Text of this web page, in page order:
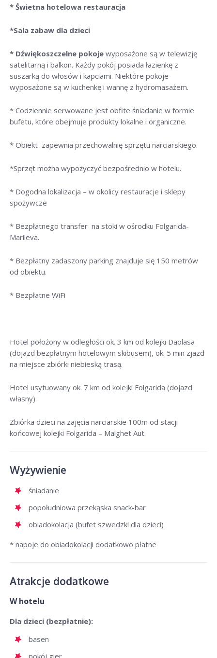
* Świetna hotelowa restauracja
*Sala zabaw dla dzieci
* Dźwiękoszczelne pokoje wyposażone są w telewizję
satelitarną i balkon. Każdy pokój posiada łazienkę z
suszarką do włosów i kapciami. Niektóre pokoje
wyposażone są w kuchenkę i wannę z hydromasażem.
* Codziennie serwowane jest obfite śniadanie w formie
bufetu, które obejmuje produkty lokalne i organiczne.
* Obiekt zapewnia przechowalnię sprzętu narciarskiego.
*Sprzęt można wypożyczyć bezpośrednio w hotelu.
* Dogodna lokalizacja – w okolicy restauracje i sklepy
spożywcze
* Bezpłatnego transfer na stoki w ośrodku Folgarida-
Marileva.
* Bezpłatny zadaszony parking znajduje się 150 metrów
od obiektu.
* Bezpłatne WiFi
Hotel położony w odległości ok. 3 km od kolejki Daolasa
(dojazd bezpłatnym hotelowym skibusem), ok. 5 min zjazd
na miejsce zbiórki niebieską trasą.
Hotel usytuowany ok. 7 km od kolejki Folgarida (dojazd
własny).
Zbiórka dzieci na zajęcia narciarskie 100m od stacji
końcowej kolejki Folgarida – Malghet Aut.
Wyżywienie
śniadanie
popołudniowa przekąska snack-bar
obiadokolacja (bufet szwedzki dla dzieci)
* napoje do obiadokolacji dodatkowo płatne
Atrakcje dodatkowe
W hotelu
Dla dzieci (bezpłatnie):
basen